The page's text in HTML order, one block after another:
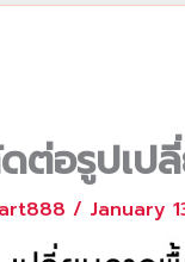
ต่อรูปเป
/ January